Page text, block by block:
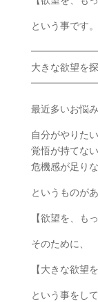
という事です。
━━━━━━━
大きな欲望を
━━━━━━━
最近多いお悩み
自分がやりた
覚悟が持てない
危機感が足りな
というものが
【欲望を、も
そのために、
【大きな欲望
という事をし